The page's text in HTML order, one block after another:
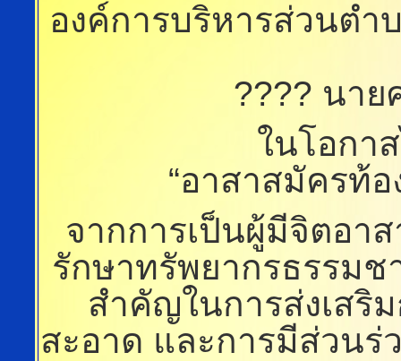
องค์การบริหารส่วนตำ
???? นาย
ในโอกา
“อาสาสมัครท้
จากการเป็นผู้มีจิตอา
รักษาทรัพยากรธรรม
สำคัญในการส่งเสริ
สะอาด และการมีส่วน